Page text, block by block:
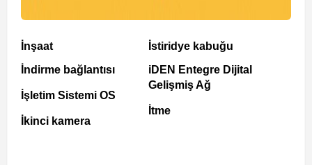
İnşaat
İndirme bağlantısı
İşletim Sistemi OS
İkinci kamera
İstiridye kabuğu
iDEN Entegre Dijital
Gelişmiş Ağ
İtme